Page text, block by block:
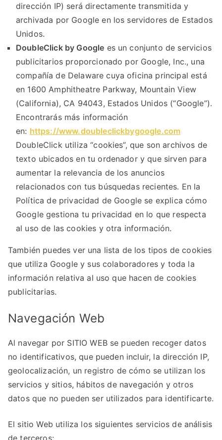
dirección IP) será directamente transmitida y
archivada por Google en los servidores de Estados
Unidos.
DoubleClick by Google es un conjunto de servicios
publicitarios proporcionado por Google, Inc., una
compañía de Delaware cuya oficina principal está
en 1600 Amphitheatre Parkway, Mountain View
(California), CA 94043, Estados Unidos (“Google”).
Encontrarás más información
en: https://www.doubleclickbygoogle.com
DoubleClick utiliza “cookies”, que son archivos de
texto ubicados en tu ordenador y que sirven para
aumentar la relevancia de los anuncios
relacionados con tus búsquedas recientes. En la
Política de privacidad de Google se explica cómo
Google gestiona tu privacidad en lo que respecta
al uso de las cookies y otra información.
También puedes ver una lista de los tipos de cookies
que utiliza Google y sus colaboradores y toda la
información relativa al uso que hacen de cookies
publicitarias.
Navegación Web
Al navegar por SITIO WEB se pueden recoger datos
no identificativos, que pueden incluir, la dirección IP,
geolocalización, un registro de cómo se utilizan los
servicios y sitios, hábitos de navegación y otros
datos que no pueden ser utilizados para identificarte.
El sitio Web utiliza los siguientes servicios de análisis
de terceros: